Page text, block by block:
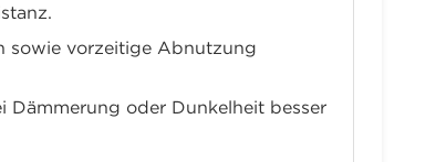
sowie vorzeitige Abnutzung
oder Dunkelheit besser